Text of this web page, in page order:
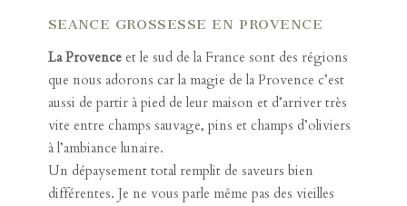
SEANCE GROSSESSE EN PROVENCE
La Provenceet le sud de la France sont des régions
que nous adorons car la magie de la Provence c’est
aussi de partir à pied de leur maison et d’arriver très
vite entre champs sauvage, pins et champs d’oliviers
à l’ambiance lunaire.
Un dépaysement total remplit de saveurs bien
différentes. Je ne vous parle même pas des vieilles